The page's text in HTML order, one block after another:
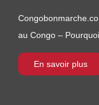
au Congo –
En savoir plus